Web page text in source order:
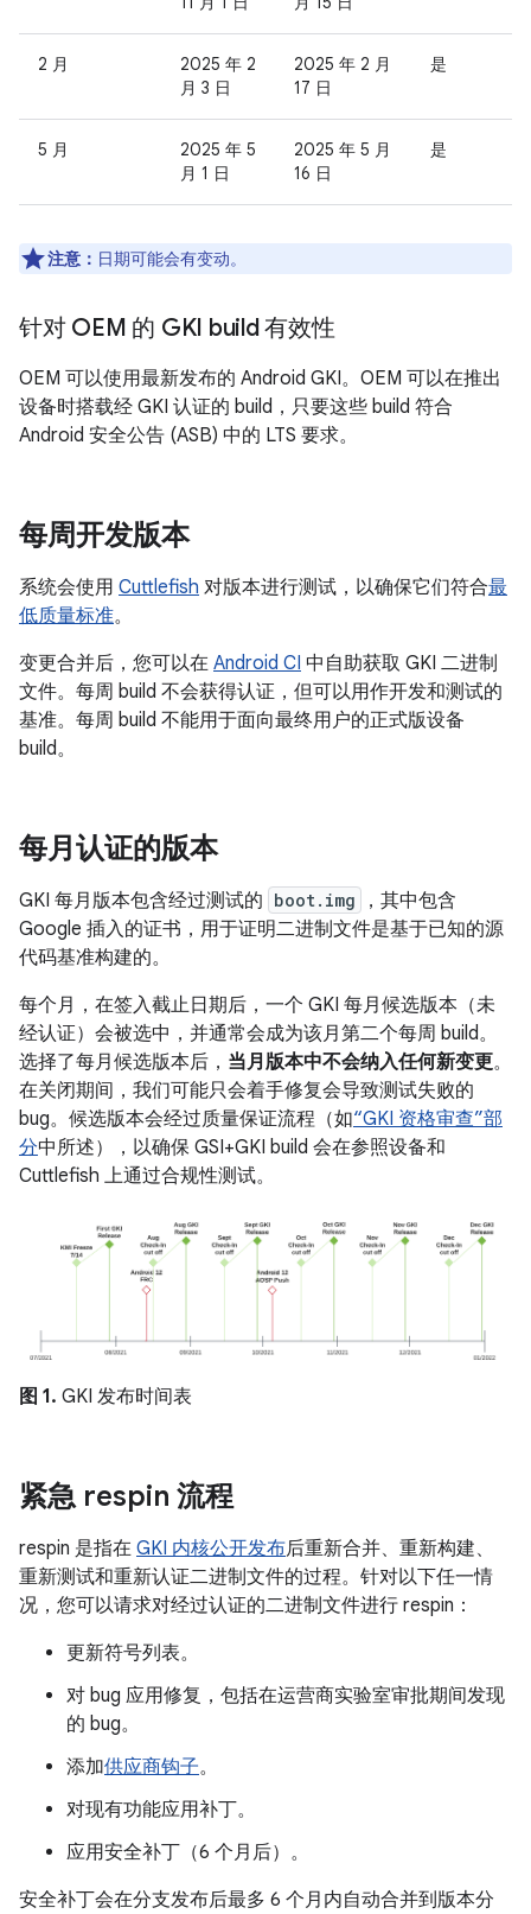
2 月
2025 年 2
月 3 日
2025 年 2 月
17 日
是
5 月
2025 年 5
月 1 日
2025 年 5 月
16 日
是
注意： 日期可能会有变动。
针对 OEM 的 GKI build 有效性
OEM 可以使用最新发布的 Android GKI。OEM 可以在推出
设备时搭载经 GKI 认证的 build，只要这些 build 符合
Android 安全公告 (ASB) 中的 LTS 要求。
每周开发版本
系统会使用 Cuttlefish 对版本进行测试，以确保它们符合最
低质量标准。
变更合并后，您可以在 Android CI 中自助获取 GKI 二进制
文件。每周 build 不会获得认证，但可以用作开发和测试的
基准。每周 build 不能用于面向最终用户的正式版设备
build。
每月认证的版本
GKI 每月版本包含经过测试的 boot.img
，其中包含
Google 插入的证书，用于证明二进制文件是基于已知的源
代码基准构建的。
每个月，在签入截止日期后，一个 GKI 每月候选版本（未
经认证）会被选中，并通常会成为该月第二个每周 build。
选择了每月候选版本后， 当月版本中不会纳入任何新变更。
在关闭期间，我们可能只会着手修复会导致测试失败的
bug。候选版本会经过质量保证流程（如“GKI 资格审查”部
分中所述），以确保 GSI+GKI build 会在参照设备和
Cuttlefish 上通过合规性测试。
图 1. GKI 发布时间表
紧急 respin 流程
respin 是指在 GKI 内核公开发布后重新合并、重新构建、
重新测试和重新认证二进制文件的过程。 针对以下任一情
况，您可以请求对经过认证的二进制文件进行 respin：
更新符号列表。
对 bug 应用修复，包括在运营商实验室审批期间发现
的 bug。
添加供应商钩子。
对现有功能应用补丁。
应用安全补丁（6 个月后）。
安全补丁会在分支发布后最多 6 个月内自动合并到版本分